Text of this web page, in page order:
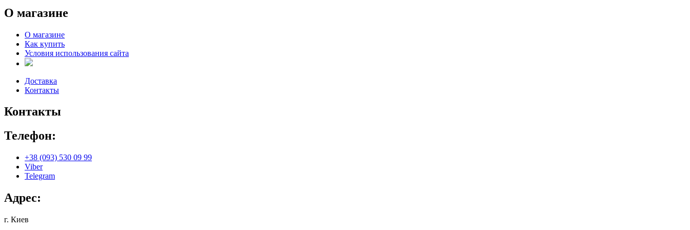
О магазине
О магазине
Как купить
Условия использования сайта
Доставка
Контакты
Контакты
Телефон:
+38 (093) 530 09 99
Viber
Telegram
Адрес:
г. Киев